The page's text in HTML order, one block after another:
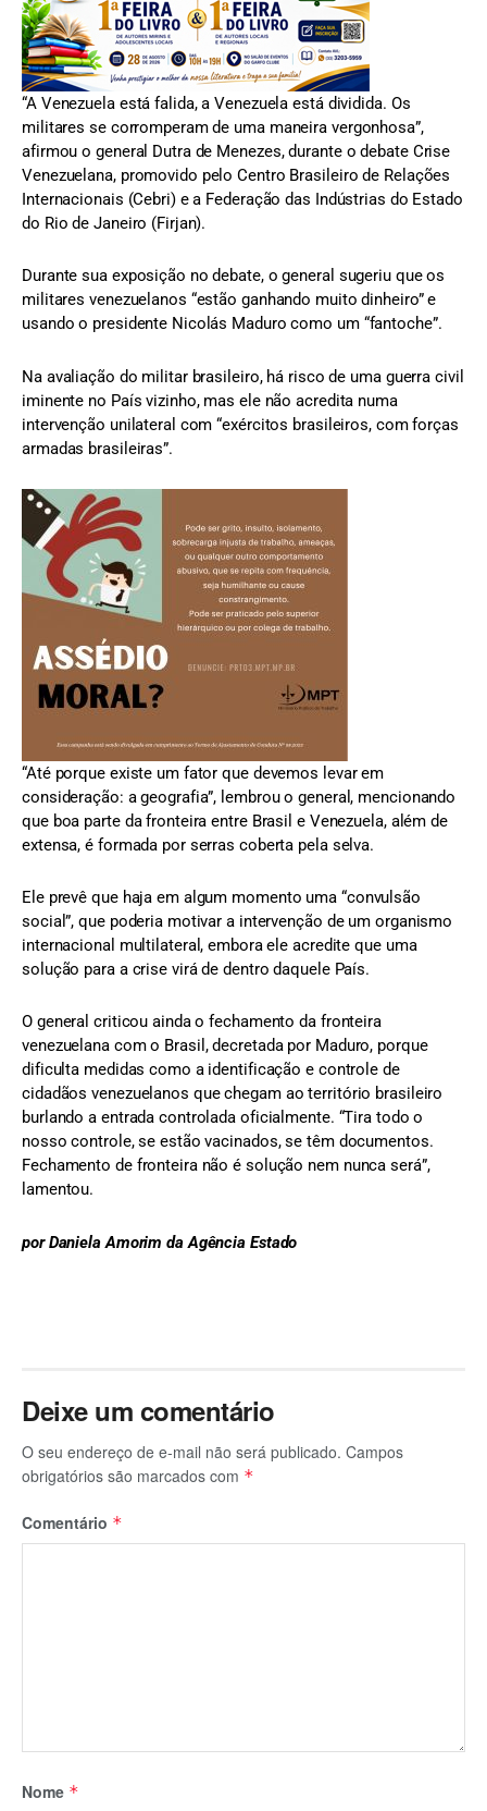
“A Venezuela está falida, a Venezuela está dividida. Os
militares se corromperam de uma maneira vergonhosa”,
afirmou o general Dutra de Menezes, durante o debate Crise
Venezuelana, promovido pelo Centro Brasileiro de Relações
Internacionais (Cebri) e a Federação das Indústrias do Estado
do Rio de Janeiro (Firjan).
Durante sua exposição no debate, o general sugeriu que os
militares venezuelanos “estão ganhando muito dinheiro” e
usando o presidente Nicolás Maduro como um “fantoche”.
Na avaliação do militar brasileiro, há risco de uma guerra civil
iminente no País vizinho, mas ele não acredita numa
intervenção unilateral com “exércitos brasileiros, com forças
armadas brasileiras”.
“Até porque existe um fator que devemos levar em
consideração: a geografia”, lembrou o general, mencionando
que boa parte da fronteira entre Brasil e Venezuela, além de
extensa, é formada por serras coberta pela selva.
Ele prevê que haja em algum momento uma “convulsão
social”, que poderia motivar a intervenção de um organismo
internacional multilateral, embora ele acredite que uma
solução para a crise virá de dentro daquele País.
O general criticou ainda o fechamento da fronteira
venezuelana com o Brasil, decretada por Maduro, porque
dificulta medidas como a identificação e controle de
cidadãos venezuelanos que chegam ao território brasileiro
burlando a entrada controlada oficialmente. “Tira todo o
nosso controle, se estão vacinados, se têm documentos.
Fechamento de fronteira não é solução nem nunca será”,
lamentou.
por Daniela Amorim da Agência Estado
Deixe um comentário
O seu endereço de e-mail não será publicado. Campos
obrigatórios são marcados com *
Comentário *
Nome *